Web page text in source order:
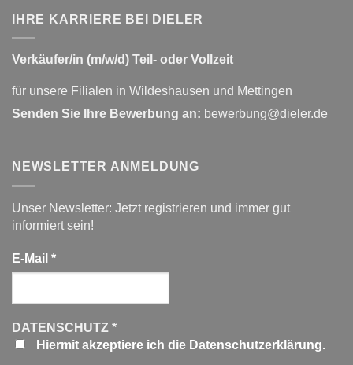
IHRE KARRIERE BEI DIELER
Verkäufer/in (m/w/d) Teil- oder Vollzeit
für unsere Filialen in Wildeshausen und Mettingen
Senden Sie Ihre Bewerbung an: bewerbung@dieler.de
NEWSLETTER ANMELDUNG
Unser Newsletter: Jetzt registrieren und immer gut
informiert sein!
E-Mail *
DATENSCHUTZ *
Hiermit akzeptiere ich die Datenschutzerklärung.